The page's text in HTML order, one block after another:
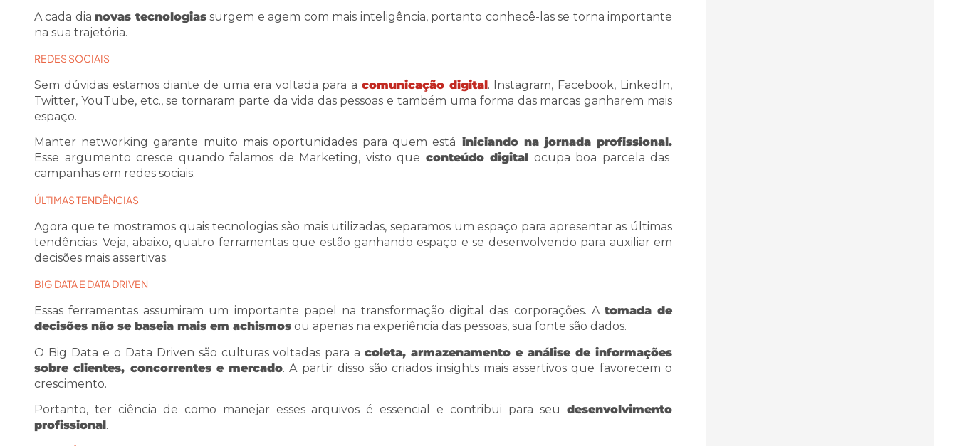
A cada dianovas tecnologiassurgem e agem com mais inteligência, portanto conhecê-las se torna importante
na sua trajetória.
REDES SOCIAIS
Sem dúvidas estamos diante de uma era voltada para a comunicação digital. Instagram, Facebook, LinkedIn,
Twitter, YouTube, etc., se tornaram parte da vida das pessoas e também uma forma das marcas ganharem mais
espaço.
Manter networking garante muito mais oportunidades para quem está iniciando na jornada profissional.
Esse argumento cresce quando falamos de Marketing, visto que conteúdo digital
ocupa boa parcela das
campanhas em redes sociais.
ÚLTIMAS TENDÊNCIAS
Agora que te mostramos quais tecnologias são mais utilizadas, separamos um espaço para apresentar as últimas
tendências. Veja, abaixo, quatro ferramentas que estão ganhando espaço e se desenvolvendo para auxiliar em
decisões mais assertivas.
BIG DATA E DATA DRIVEN
Essas ferramentas assumiram um importante papel na transformação digital das corporações. A tomada de
decisões não se baseia mais em achismos ou apenas na experiência das pessoas, sua fonte são dados.
O Big Data e o Data Driven são culturas voltadas para acoleta, armazenamento e análise de informações
sobre clientes, concorrentes e mercado. A partir disso são criados insights mais assertivos que favorecem o
crescimento.
Portanto, ter ciência de como manejar esses arquivos é essencial e contribui para seu desenvolvimento
profissional.